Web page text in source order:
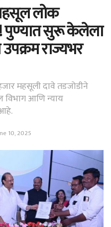
लोक
पुण्यात सुरू केलेला
राज्यभर
महसूली दावे तडजोडीने
विभाग आणि न्याय
10, 2025